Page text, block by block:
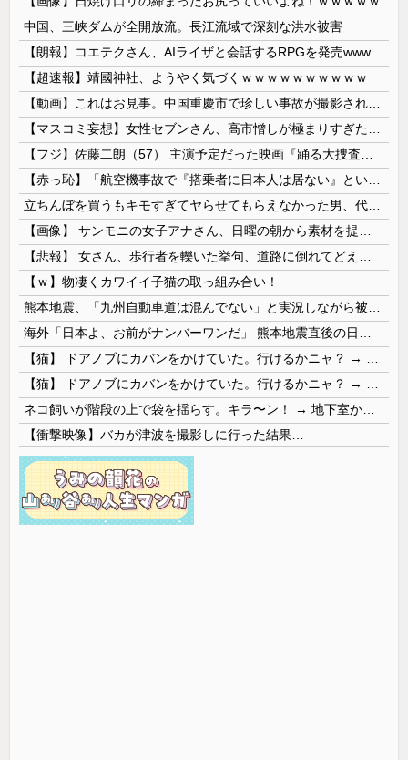
中国、三峡ダムが全開放流。長江流域で深刻な洪水被害
【超速報】靖國神社、ようやく気づくｗｗｗｗｗｗｗｗｗｗ
【ｗ】物凄くカワイイ子猫の取っ組み合い！
【衝撃映像】バカが津波を撮影しに行った結果…